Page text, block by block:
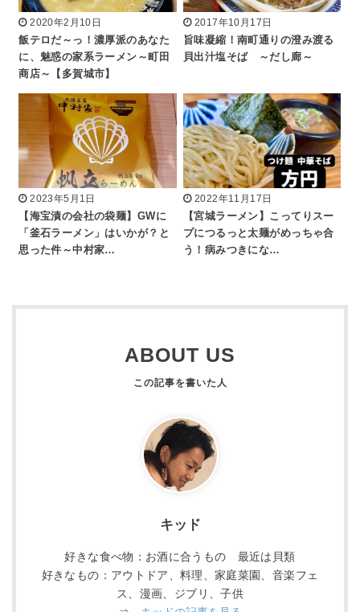
2020年2月10日
飯テロだ～っ！濃厚派のあなた
に、魅惑の家系ラーメン～町田
商店～【多賀城市】
2017年10月17日
旨味凝縮！南町通りの澄み渡る
貝出汁塩そば ～だし廊～
2023年5月1日
【海宝漬の会社の袋麺】GWに
「釜石ラーメン」はいかが？と
思った件～中村家…
2022年11月17日
【宮城ラーメン】こってりスー
プにつるっと太麺がめっちゃ合
う！病みつきにな…
ABOUT US
キッド
好きな食べ物：お酒に合うもの 最近は貝類
好きなもの：アウトドア、料理、家庭菜園、音楽フェ
ス、漫画、ジブリ、子供